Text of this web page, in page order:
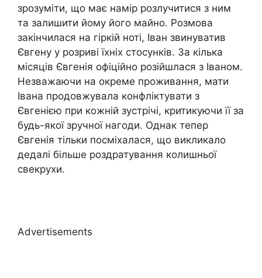
зрозуміти, що має намір розлучитися з ним
та залишити йому його майно. Розмова
закінчилася на гіркій ноті, Іван звинуватив
Євгену у розриві їхніх стосунків. За кілька
місяців Євгенія офіційно розійшлася з Іваном.
Незважаючи на окреме проживання, мати
Івана продовжувала конфліктувати з
Євгенією при кожній зустрічі, критикуючи її за
будь-якої зручної нагоди. Однак тепер
Євгенія тільки посміхалася, що викликало
дедалі більше роздратування колишньої
свекрухи.
Advertisements